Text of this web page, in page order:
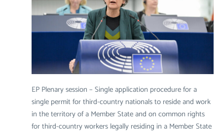
EP Plenary session – Single application procedure for a
single permit for third-country nationals to reside and work
in the territory of a Member State and on common rights
for third-country workers legally residing in a Member State